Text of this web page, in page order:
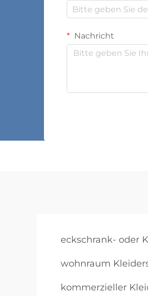
Nachricht
eckschrank- oder
wohnraum
kommerzieller